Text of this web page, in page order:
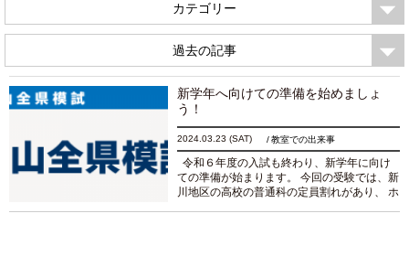
カテゴリー
過去の記事
新学年へ向けての準備を始めましょ
う！
2024.03.23(SAT) 教室での出来事
令和６年度の入試も終わり、新学年に向け
ての準備が始まります。 今回の受験では、新
川地区の高校の普通科の定員割れがあり、 ホ